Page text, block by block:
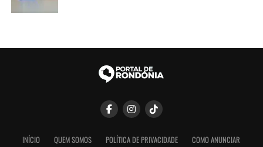
INÍCIO QUEM SOMOS POLÍTICA DE PRIVACIDADE COMO ANUNCIAR